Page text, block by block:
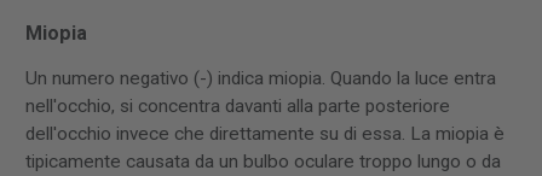
Miopia
Un numero negativo (-) indica miopia. Quando la luce entra
nell'occhio, si concentra davanti alla parte posteriore
dell'occhio invece che direttamente su di essa. La miopia è
tipicamente causata da un bulbo oculare troppo lungo o da